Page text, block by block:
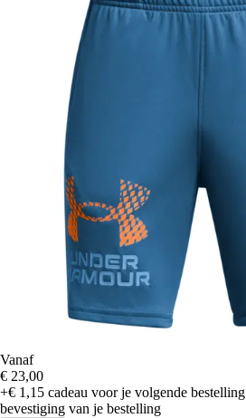
Vanaf
€ 23,00
+€ 1,15 cadeau voor je volgende bestelling
bevestiging van je bestelling